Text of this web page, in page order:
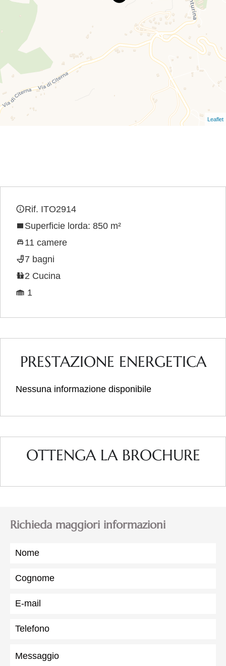
Leaflet
Rif. ITO2914
Superficie lorda: 850 m²
11 camere
7 bagni
2 Cucina
1
PRESTAZIONE ENERGETICA
Nessuna informazione disponibile
OTTENGA LA BROCHURE
Richieda maggiori informazioni